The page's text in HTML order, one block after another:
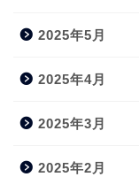
2025年5月
2025年4月
2025年3月
2025年2月